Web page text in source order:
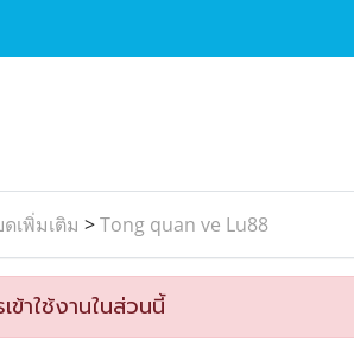
เพิ่มเติม >Tong quan ve Lu88
าใช้งานในส่วนนี้